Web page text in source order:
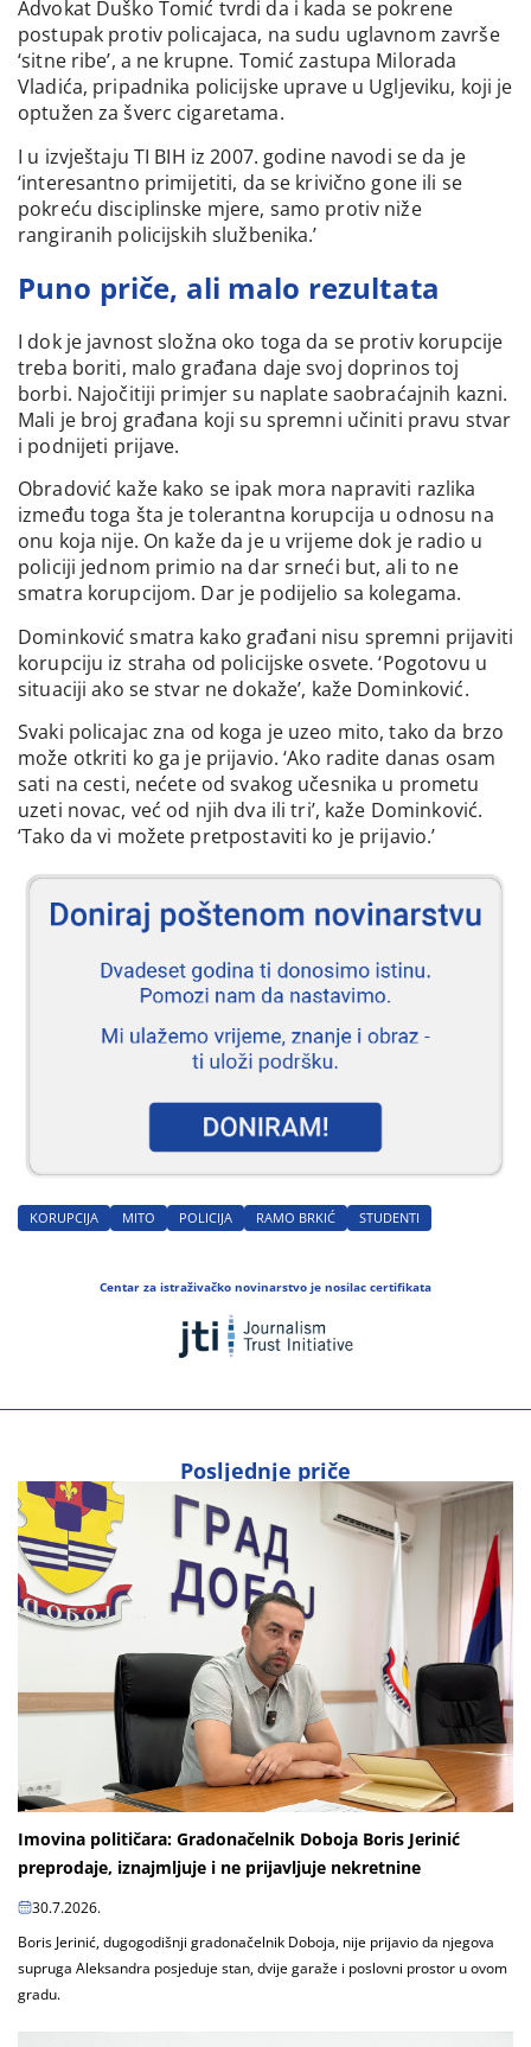
Advokat Duško Tomić tvrdi da i kada se pokrene
postupak protiv policajaca, na sudu uglavnom završe
‘sitne ribe’, a ne krupne. Tomić zastupa Milorada
Vladića, pripadnika policijske uprave u Ugljeviku, koji je
optužen za šverc cigaretama.
I u izvještaju TI BIH iz 2007. godine navodi se da je
‘interesantno primijetiti, da se krivično gone ili se
pokreću disciplinske mjere, samo protiv niže
rangiranih policijskih službenika.’
Puno priče, ali malo rezultata
I dok je javnost složna oko toga da se protiv korupcije
treba boriti, malo građana daje svoj doprinos toj
borbi. Najočitiji primjer su naplate saobraćajnih kazni.
Mali je broj građana koji su spremni učiniti pravu stvar
i podnijeti prijave.
Obradović kaže kako se ipak mora napraviti razlika
između toga šta je tolerantna korupcija u odnosu na
onu koja nije. On kaže da je u vrijeme dok je radio u
policiji jednom primio na dar srneći but, ali to ne
smatra korupcijom. Dar je podijelio sa kolegama.
Dominković smatra kako građani nisu spremni prijaviti
korupciju iz straha od policijske osvete. ‘Pogotovu u
situaciji ako se stvar ne dokaže’, kaže Dominković.
Svaki policajac zna od koga je uzeo mito, tako da brzo
može otkriti ko ga je prijavio. ‘Ako radite danas osam
sati na cesti, nećete od svakog učesnika u prometu
uzeti novac, već od njih dva ili tri’, kaže Dominković.
‘Tako da vi možete pretpostaviti ko je prijavio.’
KORUPCIJA MITO POLICIJA RAMO BRKIĆ STUDENTI
Centar za istraživačko novinarstvo je nosilac certifikata
Posljednje priče
Imovina političara: Gradonačelnik Doboja Boris Jerinić
preprodaje, iznajmljuje i ne prijavljuje nekretnine
30.7.2026.
Boris Jerinić, dugogodišnji gradonačelnik Doboja, nije prijavio da njegova
supruga Aleksandra posjeduje stan, dvije garaže i poslovni prostor u ovom
gradu.